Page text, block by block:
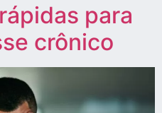
para
crônico